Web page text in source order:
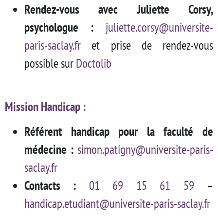
Rendez-vous avec Juliette Corsy,
psychologue :
juliette.corsy@universite-
paris-saclay.fr et prise de rendez-vous
possible surDoctolib
Mission Handicap :
Référent handicap pour la faculté de
médecine : simon.patigny@universite-paris-
saclay.fr
Contacts :
01 69 15 61 59 –
handicap.etudiant@universite-paris-saclay.fr